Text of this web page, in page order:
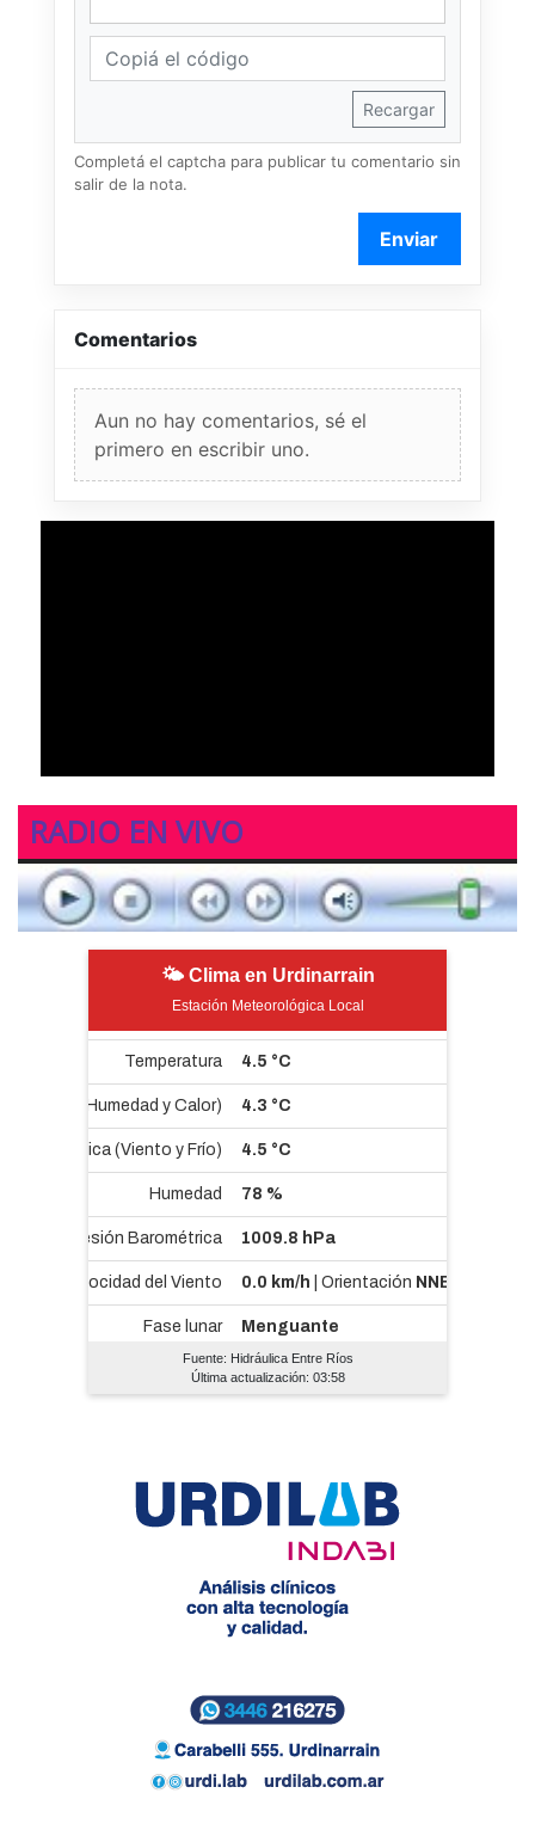
Recargar
Completá el captcha para publicar tu comentario sin
salir de la nota.
Enviar
Comentarios
Aun no hay comentarios, sé el
primero en escribir uno.
RADIO EN VIVO
🌤 Clima en Urdinarrain
Estación Meteorológica Local
Fuente: Hidráulica Entre Ríos
Última actualización: 03:58